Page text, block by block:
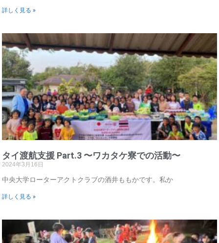
詳しく見る »
タイ渡航支援 Part.3 〜ワカタケ寮での活動〜
2024年3月16日
中央大学ローターアクトクラブの酒井ももかです。私か
詳しく見る »